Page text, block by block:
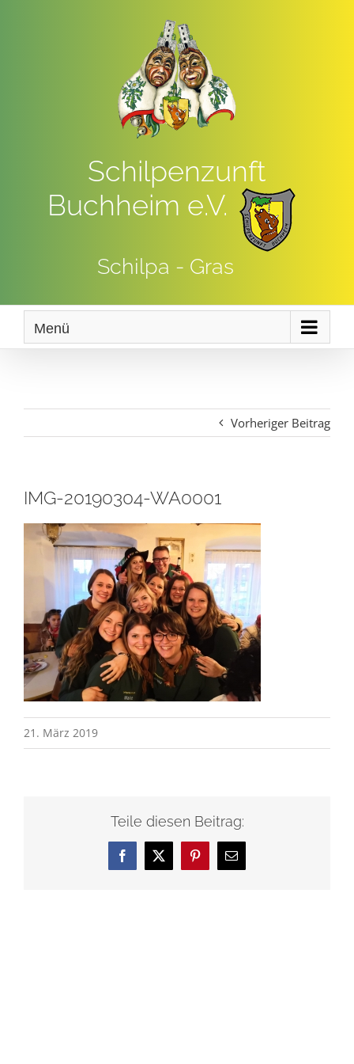
Schilpenzunft
Buchheim e.V.
Schilpa - Gras
Menü
Vorheriger Beitrag
IMG-20190304-WA0001
21. März 2019
Teile diesen Beitrag:
Facebook
X Pinterest
E-
Mail